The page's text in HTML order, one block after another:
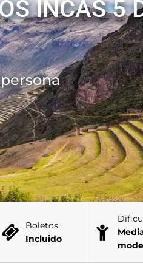
INCAS 5
Boletos
Incluido